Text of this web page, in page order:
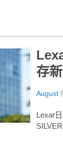
存
August
Lexar